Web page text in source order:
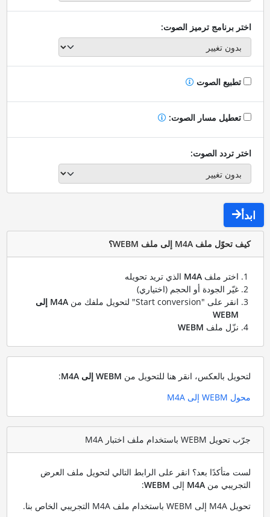
اختر برنامج ترميز الصوت:
تطبيع الصوت
تعطيل مسار الصوت:
اختر تردد الصوت:
ابدأ
كيف تحوّل ملف M4A إلى ملف WEBM؟
اختر ملف M4Aالذي تريد تحويله
غيّر الجودة أو الحجم (اختياري)
انقر على "Start conversion" لتحويل ملفك من
M4A إلى
WEBM
نزّل ملف WEBM
لتحويل بالعكس، انقر هنا للتحويل من WEBM إلى M4A
:
محول WEBM إلى M4A
جرّب تحويل WEBM باستخدام ملف اختبار M4A
لست متأكدًا بعد؟ انقر على الرابط التالي لتحويل ملف العرض
التجريبي من M4Aإلى WEBM
:
تحويل M4A إلى WEBM باستخدام ملف M4A التجريبي الخاص بنا
.